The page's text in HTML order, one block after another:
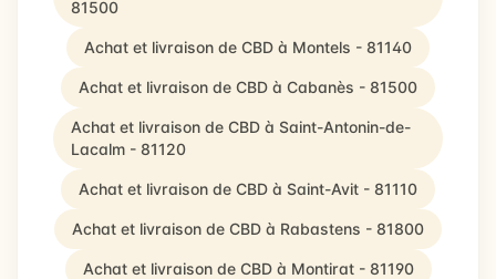
81500
Achat et livraison de CBD à Montels - 81140
Achat et livraison de CBD à Cabanès - 81500
Achat et livraison de CBD à Saint-Antonin-de-
Lacalm - 81120
Achat et livraison de CBD à Saint-Avit - 81110
Achat et livraison de CBD à Rabastens - 81800
Achat et livraison de CBD à Montirat - 81190